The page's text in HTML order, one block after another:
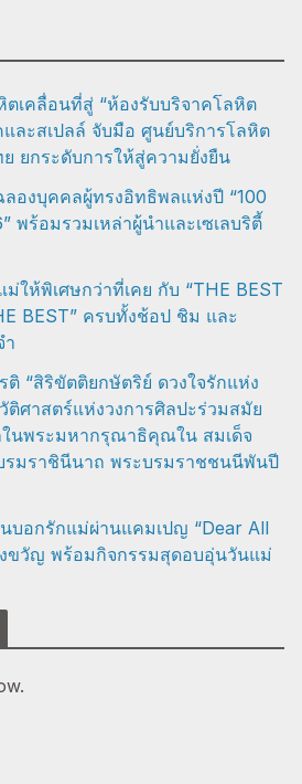
เคลื่อนที่สู่ “ห้องรับบริจาคโลหิต
และสเปลล์ จับมือ ศูนย์บริการโลหิต
ยกระดับการให้สู่ความยั่งยืน
ลองบุคคลผู้ทรงอิทธิพลแห่งปี “100
พร้อมรวมเหล่าผู้นำและเซเลบริตี้
ให้พิเศษกว่าที่เคย กับ “THE BEST
BEST” ครบทั้งช้อป ชิม และ
ำ
ติ “สิริขัตติยกษัตริย์ ดวงใจรักแห่ง
ติศาสตร์แห่งวงการศิลปะร่วมสมัย
นพระมหากรุณาธิคุณใน สมเด็จ
รมราชินีนาถ พระบรมราชชนนีพันปี
บอกรักแม่ผ่านแคมเปญ “Dear All
ขวัญ พร้อมกิจกรรมสุดอบอุ่นวันแม่